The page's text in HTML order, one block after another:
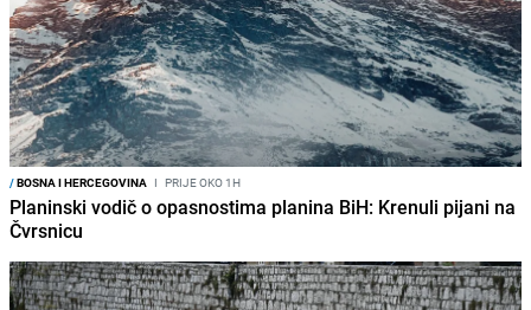
/BOSNA I HERCEGOVINA I PRIJE OKO 1H
Planinski vodič o opasnostima planina BiH: Krenuli pijani na
Čvrsnicu